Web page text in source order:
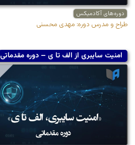
دوره‌های آکادمیکس
طراح و مدرس دوره: مهدی محسنی
امنیت سایبری از الف تا ی – دوره مقدماتی